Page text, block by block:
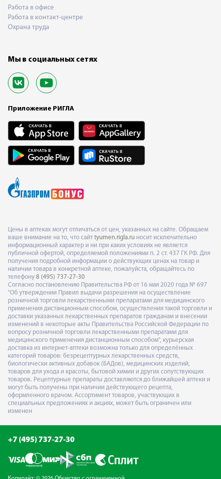
Работа в офисе
Работа в контакт-центре
Охрана труда
Мы в социальных сетях
Приложение РИГЛА
Цены в аптеках могут отличаться от цен, указанных на сайте. Обращаем
ваше внимание на то, что сайт tyumen.rigla.ru носит исключительно
информационный характер и ни при каких условиях не является
публичной офертой, определяемой положениями п. 2 ст. 437 ГК РФ. Для
получения подробной информации о действующих ценах на товар и
наличии товара в конкретной аптеке, пожалуйста, обращайтесь по
телефону 8 (495) 737-27-30
Согласно постановлению Правительства РФ от 16 мая 2020 года № 697
"Об утверждении Правил выдачи разрешения на осуществление
розничной торговли лекарственными препаратами для медицинского
применения дистанционным способом, осуществления такой торговли и
доставки указанных лекарственных препаратов гражданам и внесении
изменений в некоторые акты Правительства Российской Федерации по
вопросу розничной торговли лекарственными препаратами для
медицинского применения дистанционным способом", курьерская
доставка из интернет-аптеки возможна только для определённых
категорий товаров: безрецептурных лекарственных средств,
биологически активных добавок (БАДов), медицинских изделий,
товаров для ухода и красоты, бытовой химии и других сопутствующих
товаров. Рецептурные препараты доставляются до ближайшей аптеки и
могут быть получены при наличии действующего рецепта,
оформленного врачом. Ассортимент товаров, участвующих в
специальных предложениях и акциях, может быть ограничен или
изменен
+7 (495) 737-27-30